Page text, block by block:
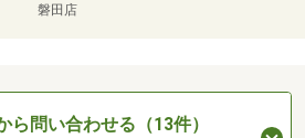
磐田店
ら問い合わせる（13件）